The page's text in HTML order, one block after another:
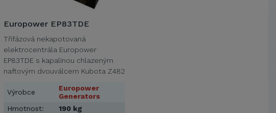
Europower EP83TDE
Třífázová nekapotovaná
elektrocentrála Europower
EP83TDE s kapalinou chlazeným
naftovým dvouválcem Kubota Z482
Výrobce
Europower
Generators
Hmotnost:
190 kg